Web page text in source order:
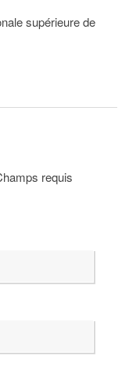
supérieure de
requis